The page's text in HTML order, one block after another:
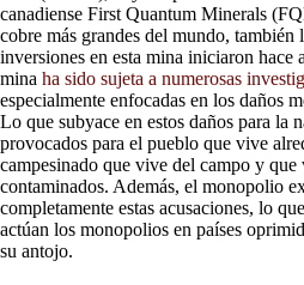
canadiense First Quantum Minerals
cobre más grandes del mundo, también
inversiones en esta mina iniciaron hace
mina ha sido sujeta a numerosas
especialmente enfocadas en los daños
Lo que subyace en estos daños para la
provocados para el pueblo que vive
campesinado que vive del campo y que
contaminados. Además, el monopolio
completamente estas acusaciones, lo
actúan los monopolios en países
su antojo.